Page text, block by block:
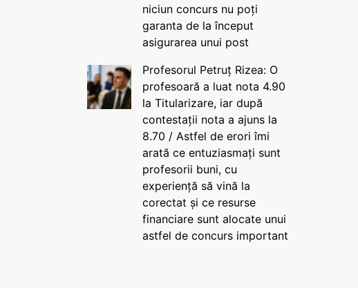
niciun concurs nu poți
garanta de la început
asigurarea unui post
Profesorul Petruț Rizea: O
profesoară a luat nota 4.90
la Titularizare, iar după
contestații nota a ajuns la
8.70 / Astfel de erori îmi
arată ce entuziasmați sunt
profesorii buni, cu
experiență să vină la
corectat și ce resurse
financiare sunt alocate unui
astfel de concurs important